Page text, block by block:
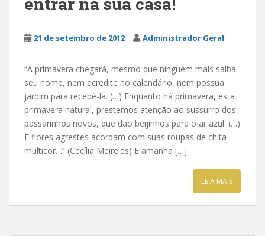
21 de setembro de 2012 Administrador Geral
“A primavera chegará, mesmo que ninguém mais saiba
seu nome, nem acredite no calendário, nem possua
jardim para recebê-la. (…) Enquanto há primavera, esta
primavera natural, prestemos atenção ao sussurro dos
passarinhos novos, que dão beijinhos para o ar azul. (…)
E flores agrestes acordam com suas roupas de chita
multicor…” (Cecília Meireles) E amanhã […]
LEIA MAIS